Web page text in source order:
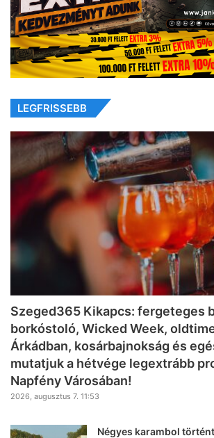
LEGFRISSEBB
Szeged365 Kikapcs: fergeteges
borkóstoló, Wicked Week,
Árkádban, kosárbajnokság és
mutatjuk a hétvége legextrább
Napfény Városában!
2026, augusztus 7. 11:53
Négyes karambol